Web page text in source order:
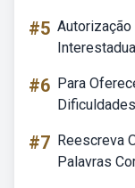
#5 Autorização
#6 Para
#7 Reescreva
Palavras